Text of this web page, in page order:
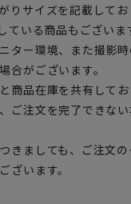
りサイズを記載して
いる商品もございま
ター環境、また撮影
合がございます。
商品在庫を共有して
ご注文を完了できな
きましても、ご注文
ざいます。